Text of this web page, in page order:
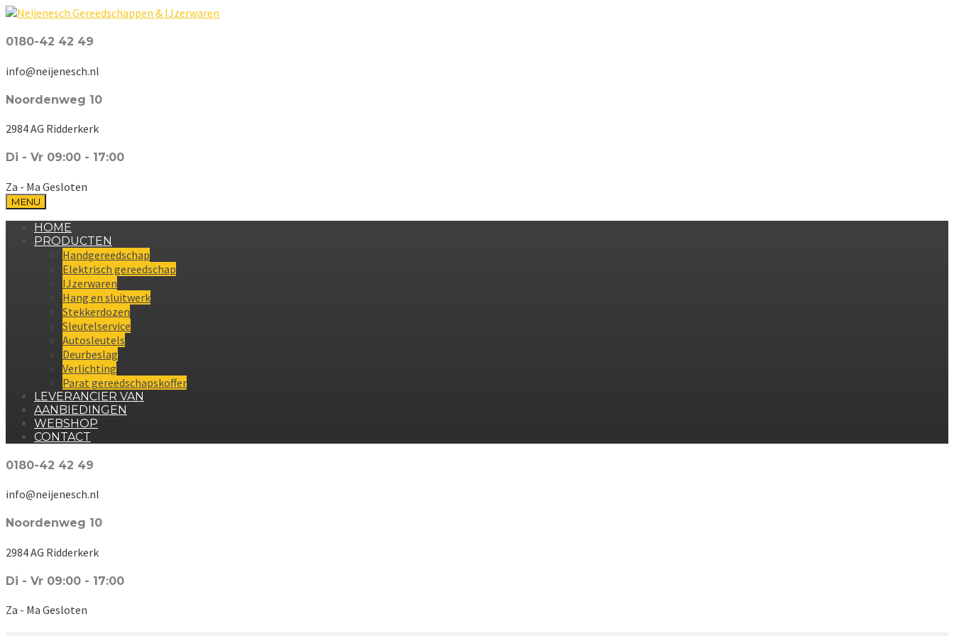
0180-42 42 49
info@neijenesch.nl
Noordenweg 10
2984 AG Ridderkerk
Di - Vr 09:00 - 17:00
Za - Ma Gesloten
MENU
HOME
PRODUCTEN
Handgereedschap
Elektrisch gereedschap
IJzerwaren
Hang en sluitwerk
Stekkerdozen
Sleutelservice
Autosleutels
Deurbeslag
Verlichting
Parat gereedschapskoffer
LEVERANCIER VAN
AANBIEDINGEN
WEBSHOP
CONTACT
0180-42 42 49
info@neijenesch.nl
Noordenweg 10
2984 AG Ridderkerk
Di - Vr 09:00 - 17:00
Za - Ma Gesloten